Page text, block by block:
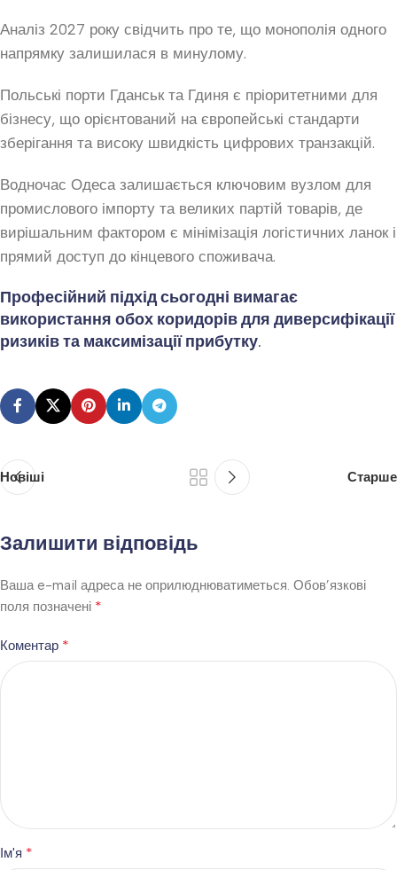
Аналіз 2027 року свідчить про те, що монополія одного
напрямку залишилася в минулому.
Польські порти Гданськ та Гдиня є пріоритетними для
бізнесу, що орієнтований на європейські стандарти
зберігання та високу швидкість цифрових транзакцій.
Водночас Одеса залишається ключовим вузлом для
промислового імпорту та великих партій товарів, де
вирішальним фактором є мінімізація логістичних ланок і
прямий доступ до кінцевого споживача.
Професійний підхід сьогодні вимагає
використання обох коридорів для диверсифікації
ризиків та максимізації прибутку.
Новіші Старше
Залишити відповідь
Ваша e-mail адреса не оприлюднюватиметься. Обов’язкові
поля позначені *
Коментар *
Ім'я *